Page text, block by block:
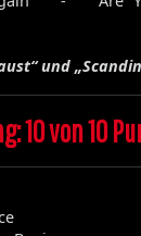
und
10 von 10